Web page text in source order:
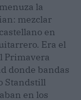
la
mezclar
en
Era el
Primavera
donde bandas
Standstill
en los